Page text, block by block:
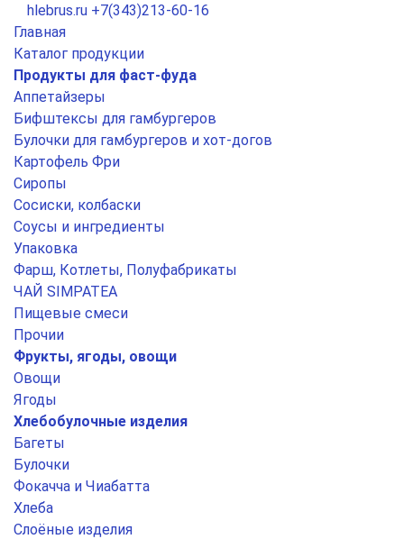
hlebrus.ru +7(343)213-60-16
Главная
Каталог продукции
Продукты для фаст-фуда
Аппетайзеры
Бифштексы для гамбургеров
Булочки для гамбургеров и хот-догов
Картофель Фри
Сиропы
Сосиски, колбаски
Соусы и ингредиенты
Упаковка
Фарш, Котлеты, Полуфабрикаты
ЧАЙ SIMPATEA
Пищевые смеси
Прочии
Фрукты, ягоды, овощи
Овощи
Ягоды
Хлебобулочные изделия
Багеты
Булочки
Фокачча и Чиабатта
Хлеба
Слоёные изделия